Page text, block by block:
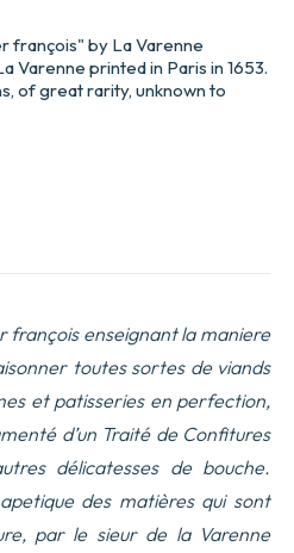
françois" by La Varenne
Varenne printed in Paris in 1653.
of great rarity, unknown to
françois enseignant la maniere
toutes sortes de viands
et patisseries en perfection,
d’un Traité de Confitures
délicatesses de bouche.
des matières qui sont
par le sieur de la Varenne